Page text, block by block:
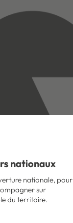
nationaux
nationale, pour
sur
du territoire.